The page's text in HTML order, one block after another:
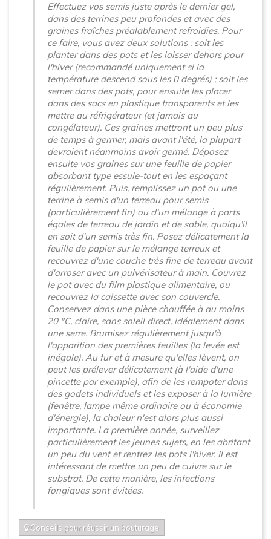
Effectuez vos semis juste après le dernier gel,
dans des terrines peu profondes et avec des
graines fraîches préalablement refroidies. Pour
ce faire, vous avez deux solutions : soit les
planter dans des pots et les laisser dehors pour
l'hiver (recommandé uniquement si la
température descend sous les 0 degrés) ; soit les
semer dans des pots, pour ensuite les placer
dans des sacs en plastique transparents et les
mettre au réfrigérateur (et jamais au
congélateur). Ces graines mettront un peu plus
de temps à germer, mais avant l'été, la plupart
devraient néanmoins avoir germé. Déposez
ensuite vos graines sur une feuille de papier
absorbant type essuie-tout en les espaçant
régulièrement. Puis, remplissez un pot ou une
terrine à semis d'un terreau pour semis
(particulièrement fin) ou d'un mélange à parts
égales de terreau de jardin et de sable, quoiqu'il
en soit d'un semis très fin. Posez délicatement la
feuille de papier sur le mélange terreux et
recouvrez d'une couche très fine de terreau avant
d'arroser avec un pulvérisateur à main. Couvrez
le pot avec du film plastique alimentaire, ou
recouvrez la caissette avec son couvercle.
Conservez dans une pièce chauffée à au moins
20 °C, claire, sans soleil direct, idéalement dans
une serre. Brumisez régulièrement jusqu'à
l'apparition des premières feuilles (la levée est
inégale). Au fur et à mesure qu'elles lèvent, on
peut les prélever délicatement (à l'aide d'une
pincette par exemple), afin de les rempoter dans
des godets individuels et les exposer à la lumière
(fenêtre, lampe même ordinaire ou à économie
d'énergie), la chaleur n'est alors plus aussi
importante. La première année, surveillez
particulièrement les jeunes sujets, en les abritant
un peu du vent et rentrez les pots l'hiver. Il est
intéressant de mettre un peu de cuivre sur le
substrat. De cette manière, les infections
fongiques sont évitées.
Conseils pour réussir un bouturage